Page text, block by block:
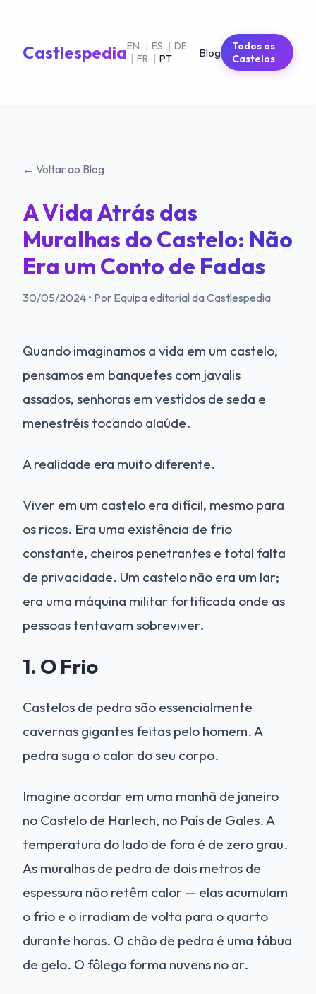
CastlespediaEN | ES | DE
| FR | PT Blog
Todos os
Castelos
← Voltar ao Blog
A Vida Atrás das
Muralhas do Castelo: Não
Era um Conto de Fadas
30/05/2024 • Por Equipa editorial da Castlespedia
Quando imaginamos a vida em um castelo,
pensamos em banquetes com javalis
assados, senhoras em vestidos de seda e
menestréis tocando alaúde.
A realidade era muito diferente.
Viver em um castelo era difícil, mesmo para
os ricos. Era uma existência de frio
constante, cheiros penetrantes e total falta
de privacidade. Um castelo não era um lar;
era uma máquina militar fortificada onde as
pessoas tentavam sobreviver.
1. O Frio
Castelos de pedra são essencialmente
cavernas gigantes feitas pelo homem. A
pedra suga o calor do seu corpo.
Imagine acordar em uma manhã de janeiro
no Castelo de Harlech, no País de Gales. A
temperatura do lado de fora é de zero grau.
As muralhas de pedra de dois metros de
espessura não retêm calor — elas acumulam
o frio e o irradiam de volta para o quarto
durante horas. O chão de pedra é uma tábua
de gelo. O fôlego forma nuvens no ar.